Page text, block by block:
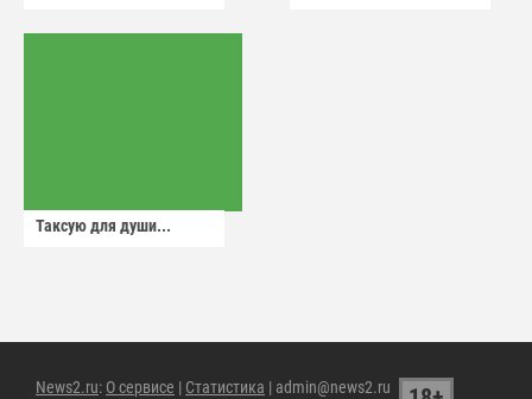
Таксую для души...
News2.ru: О сервисе | Статистика | admin@news2.ru